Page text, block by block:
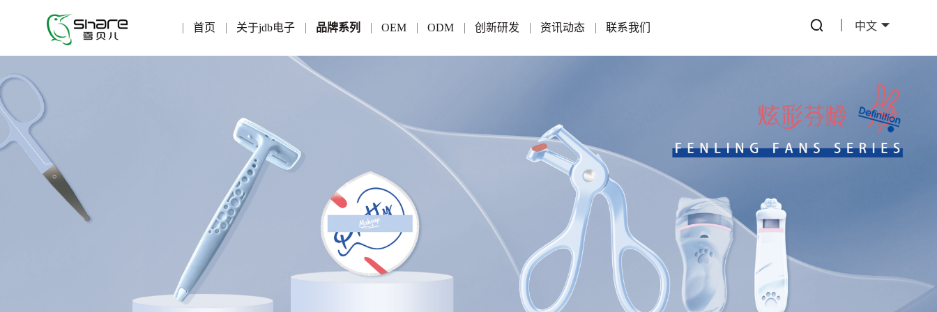
首页 关于jdb电子 品牌系列 OEM ODM 创新研发 资讯动态 联系我们 中文